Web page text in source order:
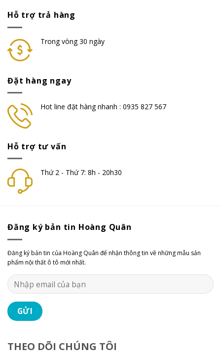
Hỗ trợ trả hàng
Trong vòng 30 ngày
Đặt hàng ngay
Hot line đặt hàng nhanh : 0935 827 567
Hỗ trợ tư vấn
Thứ 2 - Thứ 7: 8h - 20h30
Đăng ký bản tin Hoàng Quân
Đăng ký bản tin của Hoàng Quân để nhận thông tin về những mẫu sản
phẩm nội thất ô tô mới nhất.
THEO DÕI CHÚNG TÔI